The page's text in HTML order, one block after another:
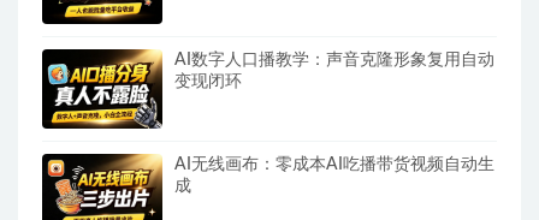
AI数字人口播教学：声音克隆形象复用自动
变现闭环
AI无线画布：零成本AI吃播带货视频自动生
成